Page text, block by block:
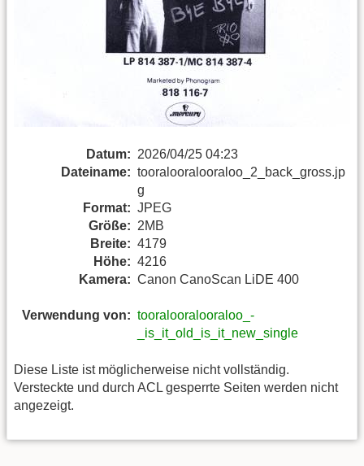
Datum: 2026/04/25 04:23
Dateiname: tooralooralooraloo_2_back_gross.jp
g
Format: JPEG
Größe: 2MB
Breite: 4179
Höhe: 4216
Kamera: Canon CanoScan LiDE 400
Verwendung von: tooralooralooraloo_-
_is_it_old_is_it_new_single
Diese Liste ist möglicherweise nicht vollständig.
Versteckte und durch ACL gesperrte Seiten werden nicht
angezeigt.